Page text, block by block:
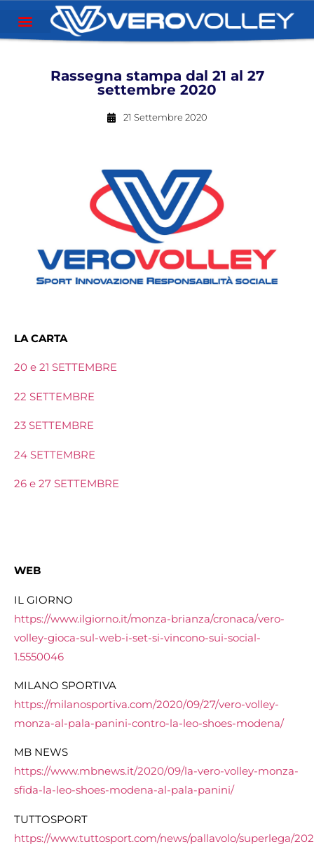
Rassegna stampa dal 21 al 27
settembre 2020
21 Settembre 2020
LA CARTA
20 e 21 SETTEMBRE
22 SETTEMBRE
23 SETTEMBRE
24 SETTEMBRE
26 e 27 SETTEMBRE
WEB
IL GIORNO
https://www.ilgiorno.it/monza-brianza/cronaca/vero-
volley-gioca-sul-web-i-set-si-vincono-sui-social-
1.5550046
MILANO SPORTIVA
https://milanosportiva.com/2020/09/27/vero-volley-
monza-al-pala-panini-contro-la-leo-shoes-modena/
MB NEWS
https://www.mbnews.it/2020/09/la-vero-volley-monza-
sfida-la-leo-shoes-modena-al-pala-panini/
TUTTOSPORT
https://www.tuttosport.com/news/pallavolo/superlega/